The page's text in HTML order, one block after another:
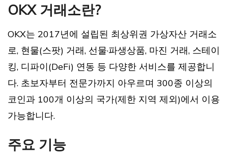
OKX 거래소란?
OKX는 2017년에 설립된 최상위권 가상자산 거래소
로, 현물(스팟) 거래, 선물·파생상품, 마진 거래, 스테이
킹, 디파이(DeFi) 연동 등 다양한 서비스를 제공합니
다. 초보자부터 전문가까지 아우르며 300종 이상의
코인과 100개 이상의 국가(제한 지역 제외)에서 이용
가능합니다.
주요 기능